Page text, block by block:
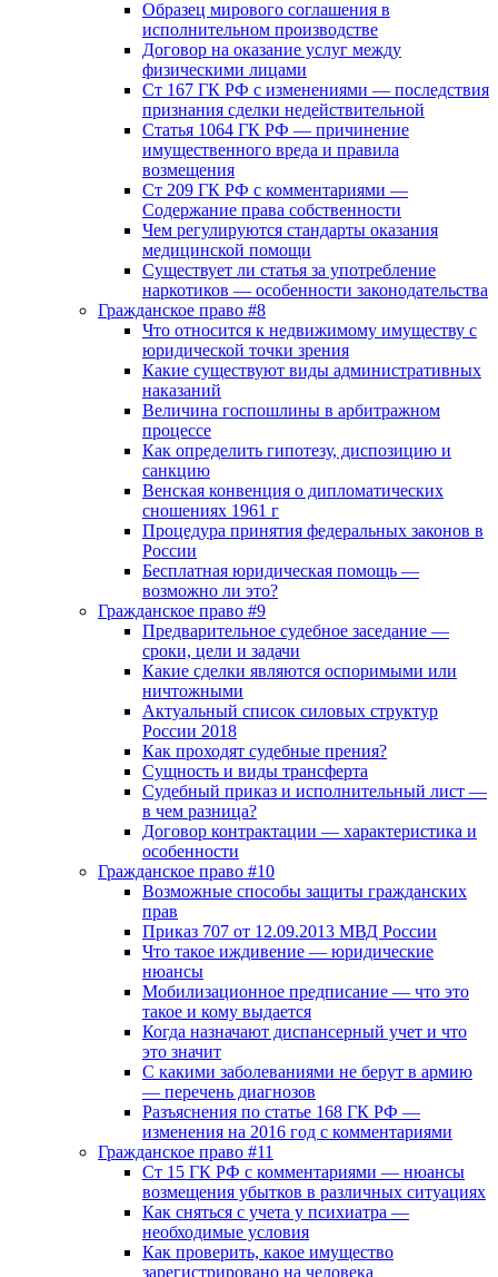
Образец мирового соглашения в
исполнительном производстве
Договор на оказание услуг между
физическими лицами
Ст 167 ГК РФ с изменениями — последствия
признания сделки недействительной
Статья 1064 ГК РФ — причинение
имущественного вреда и правила
возмещения
Ст 209 ГК РФ с комментариями —
Содержание права собственности
Чем регулируются стандарты оказания
медицинской помощи
Существует ли статья за употребление
наркотиков — особенности законодательства
Гражданское право #8
Что относится к недвижимому имуществу с
юридической точки зрения
Какие существуют виды административных
наказаний
Величина госпошлины в арбитражном
процессе
Как определить гипотезу, диспозицию и
санкцию
Венская конвенция о дипломатических
сношениях 1961 г
Процедура принятия федеральных законов в
России
Бесплатная юридическая помощь —
возможно ли это?
Гражданское право #9
Предварительное судебное заседание —
сроки, цели и задачи
Какие сделки являются оспоримыми или
ничтожными
Актуальный список силовых структур
России 2018
Как проходят судебные прения?
Сущность и виды трансферта
Судебный приказ и исполнительный лист —
в чем разница?
Договор контрактации — характеристика и
особенности
Гражданское право #10
Возможные способы защиты гражданских
прав
Приказ 707 от 12.09.2013 МВД России
Что такое иждивение — юридические
нюансы
Мобилизационное предписание — что это
такое и кому выдается
Когда назначают диспансерный учет и что
это значит
С какими заболеваниями не берут в армию
— перечень диагнозов
Разъяснения по статье 168 ГК РФ —
изменения на 2016 год с комментариями
Гражданское право #11
Ст 15 ГК РФ с комментариями — нюансы
возмещения убытков в различных ситуациях
Как сняться с учета у психиатра —
необходимые условия
Как проверить, какое имущество
зарегистрировано на человека